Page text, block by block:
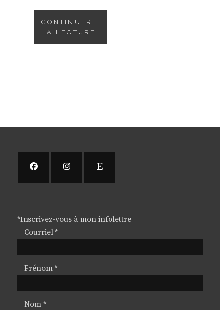
CONTINUER
LA LECTURE
*Inscrivez-vous à mon infolettre
Courriel *
Prénom *
Nom *